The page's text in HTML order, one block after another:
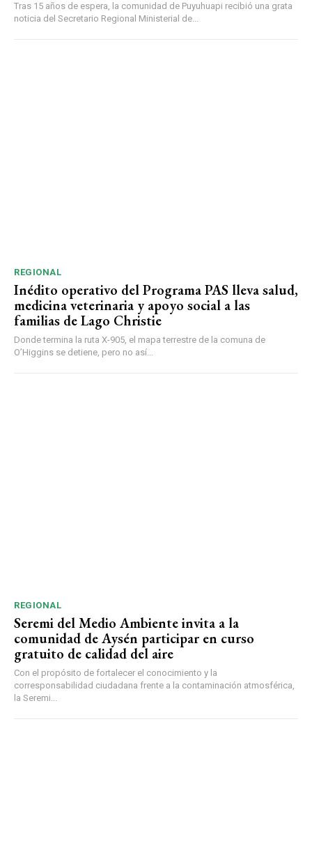
Tras 15 años de espera, la comunidad de Puyuhuapi recibió una grata
noticia del Secretario Regional Ministerial de...
REGIONAL
Inédito operativo del Programa PAS lleva salud,
medicina veterinaria y apoyo social a las
familias de Lago Christie
Donde termina la ruta X-905, el mapa terrestre de la comuna de
O’Higgins se detiene, pero no así...
REGIONAL
Seremi del Medio Ambiente invita a la
comunidad de Aysén participar en curso
gratuito de calidad del aire
Con el propósito de fortalecer el conocimiento y la
corresponsabilidad ciudadana frente a la contaminación atmosférica,
la Seremi...